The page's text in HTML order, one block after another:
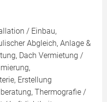
/ Einbau,
Abgleich, Anlage &
Dach Vermietung /
Erstellung
Thermografie /